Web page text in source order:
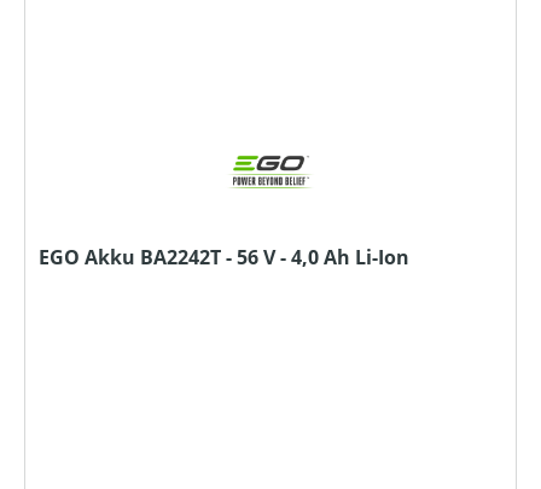
EGO Akku BA2242T - 56 V - 4,0 Ah Li-Ion